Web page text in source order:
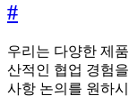
#
우리는 다양한 제
산적인 협업 경험
사항 논의를 원하